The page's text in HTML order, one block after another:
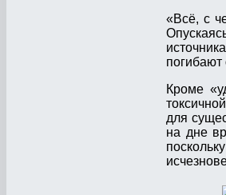
«Всё, с
погибают
Кроме
для
на дне